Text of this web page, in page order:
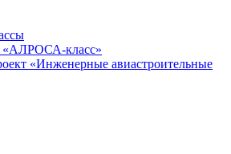
«АЛРОСА-класс»
«Инженерные авиастроительные